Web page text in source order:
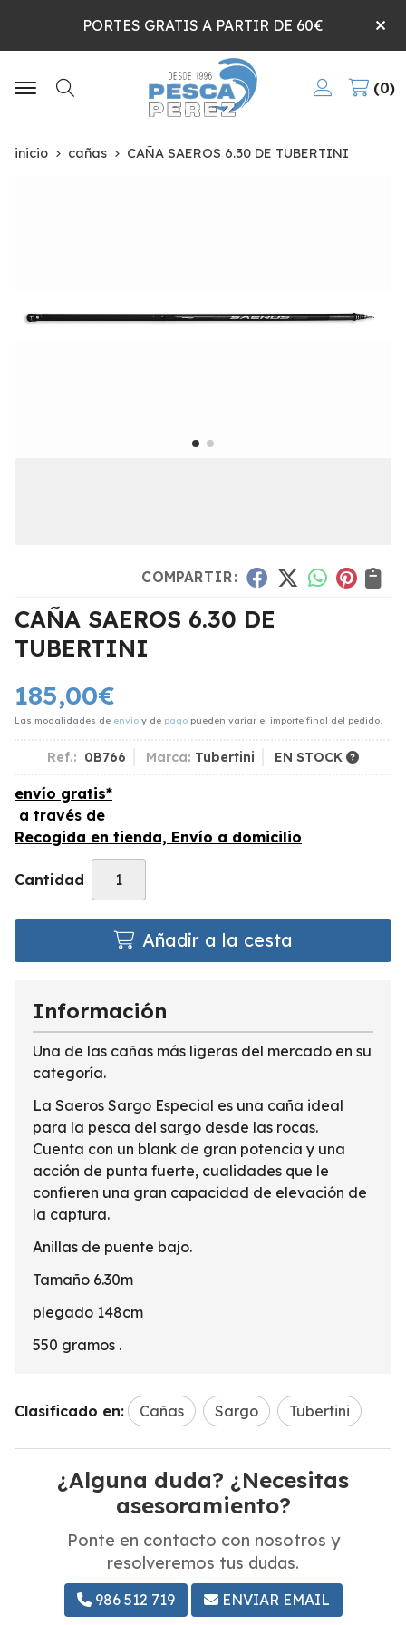
PORTES GRATIS A PARTIR DE 60€
Buscar
0
inicio cañas CAÑA SAEROS 6.30 DE TUBERTINI
COMPARTIR:
CAÑA SAEROS 6.30 DE
TUBERTINI
185,00€
Las modalidades de envío y de pago pueden variar el importe final del pedido.
Ref.: 0B766 Marca: Tubertini EN STOCK
envío gratis*
a través de
Recogida en tienda, Envío a domicilio
Cantidad
Añadir a la cesta
Información
Una de las cañas más ligeras del mercado en su
categoría.
La Saeros Sargo Especial es una caña ideal
para la pesca del sargo desde las rocas.
Cuenta con un blank de gran potencia y una
acción de punta fuerte, cualidades que le
confieren una gran capacidad de elevación de
la captura.
Anillas de puente bajo.
Tamaño 6.30m
plegado 148cm
550 gramos .
Clasificado en: Cañas Sargo Tubertini
¿Alguna duda? ¿Necesitas
asesoramiento?
Ponte en contacto con nosotros y
resolveremos tus dudas.
986 512 719 ENVIAR EMAIL